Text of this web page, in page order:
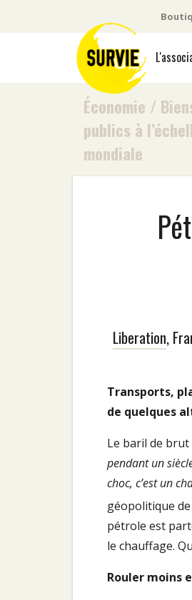
Économie /
publics à
mondiale
Liberation,
Transports,
de quelques
Le baril de
pendant un
choc, c’est un
géopolitique
pétrole est
le chauffage.
Rouler moins